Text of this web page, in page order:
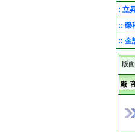
: 立
:: 榮
:: 金
版面
廠